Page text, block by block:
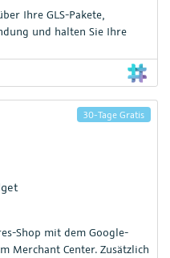
Ihre GLS-Pakete,
und halten Sie Ihre
30-Tage Gratis
Shop mit dem Google-
Merchant Center. Zusätzlich